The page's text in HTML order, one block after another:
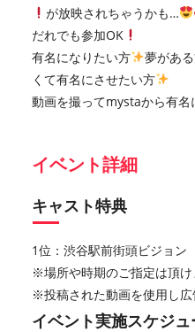
が放映されちゃうかも…
だれでも参加OK
有名になりたい方
夢があ
くて有名にさせたい方
動画を撮ってmystaから有名
イベント詳細
キャスト特典
1位：渋谷駅前街頭ビジョン
※場所や時期のご指定は頂け
※投稿された動画を使用し広
イベント実施スケジュ